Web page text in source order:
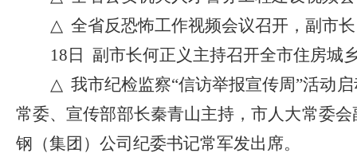
△ 全省反恐怖工作视频会议召开， 副市
18日 副市长何正义主持召开全市住房城
△ 我市纪检监察“信访举报宣传周”活动
常委、宣传部部长秦青山主持，市人大常委
钢（集团）公司纪委书记常军发出席。